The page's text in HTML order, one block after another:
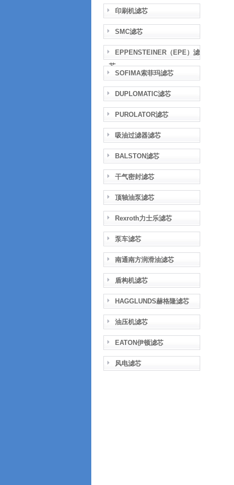
印刷机滤芯
SMC滤芯
EPPENSTEINER（EPE）滤
芯
SOFIMA索菲玛滤芯
DUPLOMATIC滤芯
PUROLATOR滤芯
吸油过滤器滤芯
BALSTON滤芯
干气密封滤芯
顶轴油泵滤芯
Rexroth力士乐滤芯
泵车滤芯
南通南方润滑油滤芯
盾构机滤芯
HAGGLUNDS赫格隆滤芯
油压机滤芯
EATON伊顿滤芯
风电滤芯